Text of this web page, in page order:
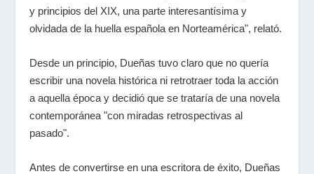
y principios del XIX, una parte interesantísima y
olvidada de la huella española en Norteamérica", relató.
Desde un principio, Dueñas tuvo claro que no quería
escribir una novela histórica ni retrotraer toda la acción
a aquella época y decidió que se trataría de una novela
contemporánea "con miradas retrospectivas al
pasado".
Antes de convertirse en una escritora de éxito, Dueñas